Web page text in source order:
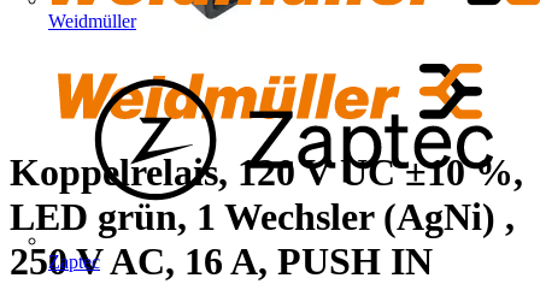
Weidmüller
Zaptec
Koppelrelais, 120 V UC ±10 %,
LED grün, 1 Wechsler (AgNi) ,
250 V AC, 16 A, PUSH IN